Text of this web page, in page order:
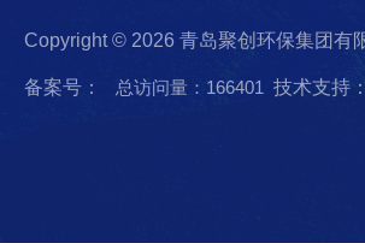
Copyright © 2026 青岛聚创环保集团有
备案号： 总访问量：166401 技术支持